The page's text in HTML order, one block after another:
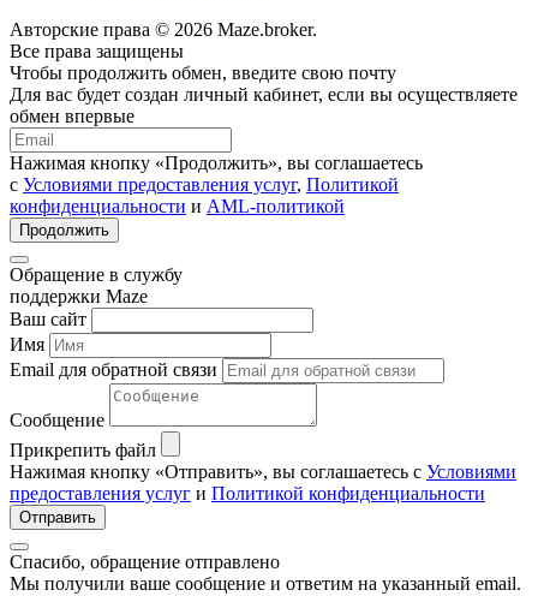
Авторские права © 2026 Maze.broker.
Все права защищены
Чтобы продолжить обмен, введите свою почту
Для вас будет создан личный кабинет, если вы осуществляете
обмен впервые
Нажимая кнопку «Продолжить», вы соглашаетесь
с Условиями предоставления услуг, Политикой
конфиденциальности и AML-политикой
Продолжить
Обращение в службу
поддержки Maze
Ваш сайт
Имя
Email для обратной связи
Сообщение
Прикрепить файл
Нажимая кнопку «Отправить», вы соглашаетесь с Условиями
предоставления услуг и Политикой конфиденциальности
Отправить
Спасибо, обращение отправлено
Мы получили ваше сообщение и ответим на указанный email.